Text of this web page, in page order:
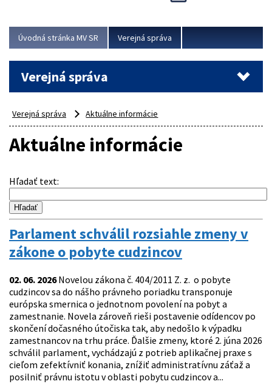
Úvodná stránka MV SR Verejná správa
Verejná správa
Verejná správa Aktuálne informácie
Aktuálne informácie
Hľadať text:
Parlament schválil rozsiahle zmeny v
zákone o pobyte cudzincov
02. 06. 2026Novelou zákona č. 404/2011 Z. z. o pobyte
cudzincov sa do nášho právneho poriadku transponuje
európska smernica o jednotnom povolení na pobyt a
zamestnanie. Novela zároveň rieši postavenie odídencov po
skončení dočasného útočiska tak, aby nedošlo k výpadku
zamestnancov na trhu práce. Ďalšie zmeny, ktoré 2. júna 2026
schválil parlament, vychádzajú z potrieb aplikačnej praxe s
cieľom zefektívniť konania, znížiť administratívnu záťaž a
posilniť právnu istotu v oblasti pobytu cudzincov a...